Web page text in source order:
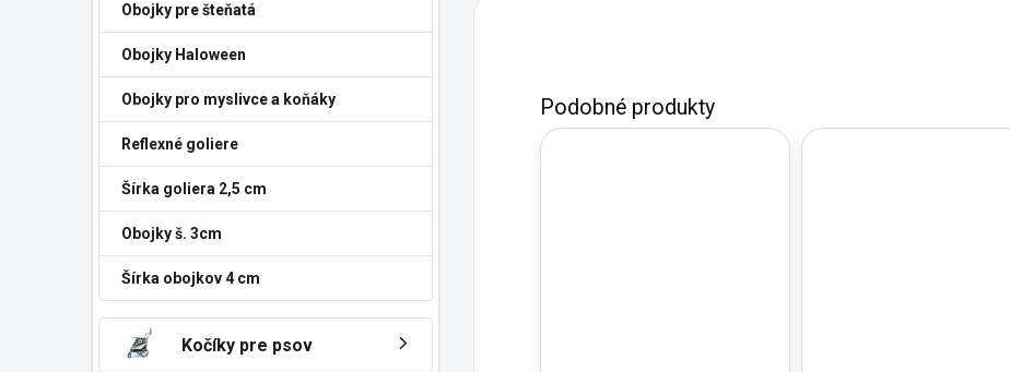
Obojky pre šteňatá
Obojky Haloween
Obojky pro myslivce a koňáky
Reflexné goliere
Šírka goliera 2,5 cm
Obojky š. 3cm
Šírka obojkov 4 cm
Kočíky pre psov